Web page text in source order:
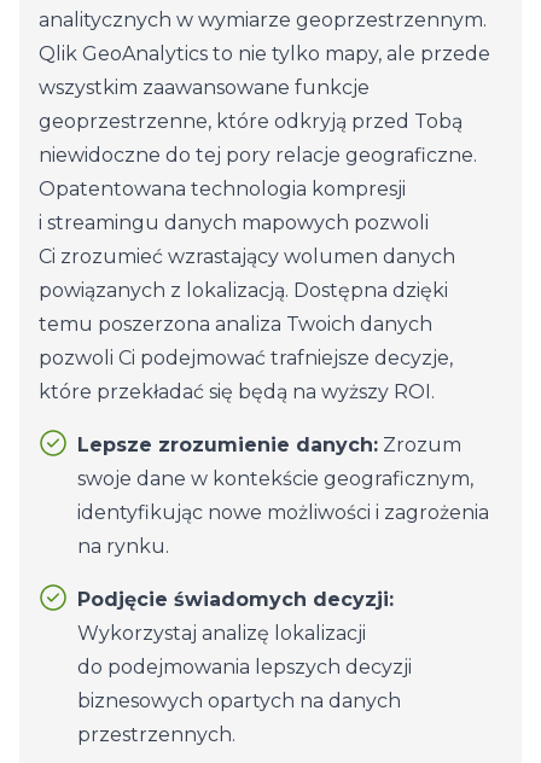
analitycznych w wymiarze geoprzestrzennym.
Qlik GeoAnalytics to nie tylko mapy, ale przede
wszystkim zaawansowane funkcje
geoprzestrzenne, które odkryją przed Tobą
niewidoczne do tej pory relacje geograficzne.
Opatentowana technologia kompresji
i streamingu danych mapowych pozwoli
Ci zrozumieć wzrastający wolumen danych
powiązanych z lokalizacją. Dostępna dzięki
temu poszerzona analiza Twoich danych
pozwoli Ci podejmować trafniejsze decyzje,
które przekładać się będą na wyższy ROI.
Lepsze zrozumienie danych: Zrozum
swoje dane w kontekście geograficznym,
identyfikując nowe możliwości i zagrożenia
na rynku.
Podjęcie świadomych decyzji:
Wykorzystaj analizę lokalizacji
do podejmowania lepszych decyzji
biznesowych opartych na danych
przestrzennych.